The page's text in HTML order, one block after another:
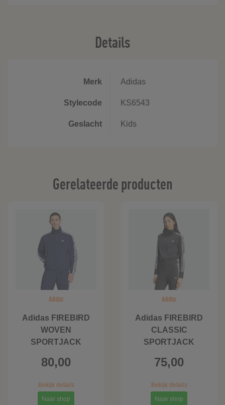
Details
Merk Adidas
Stylecode KS6543
Geslacht Kids
Gerelateerde producten
Adidas
Adidas FIREBIRD
WOVEN
SPORTJACK
80,00
Bekijk details
Naar shop
Adidas
Adidas FIREBIRD
CLASSIC
SPORTJACK
75,00
Bekijk details
Naar shop